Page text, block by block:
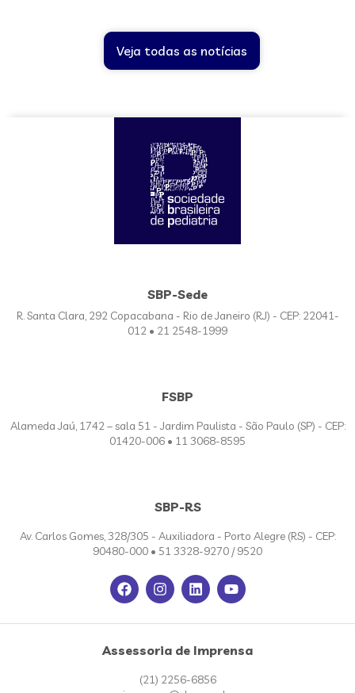
Veja todas as notícias
SBP-Sede
R. Santa Clara, 292 Copacabana - Rio de Janeiro (RJ) - CEP: 22041-
012 • 21 2548-1999
FSBP
Alameda Jaú, 1742 – sala 51 - Jardim Paulista - São Paulo (SP) - CEP:
01420-006 • 11 3068-8595
SBP-RS
Av. Carlos Gomes, 328/305 - Auxiliadora - Porto Alegre (RS) - CEP:
90480-000 • 51 3328-9270 / 9520
Assessoria de Imprensa
(21) 2256-6856